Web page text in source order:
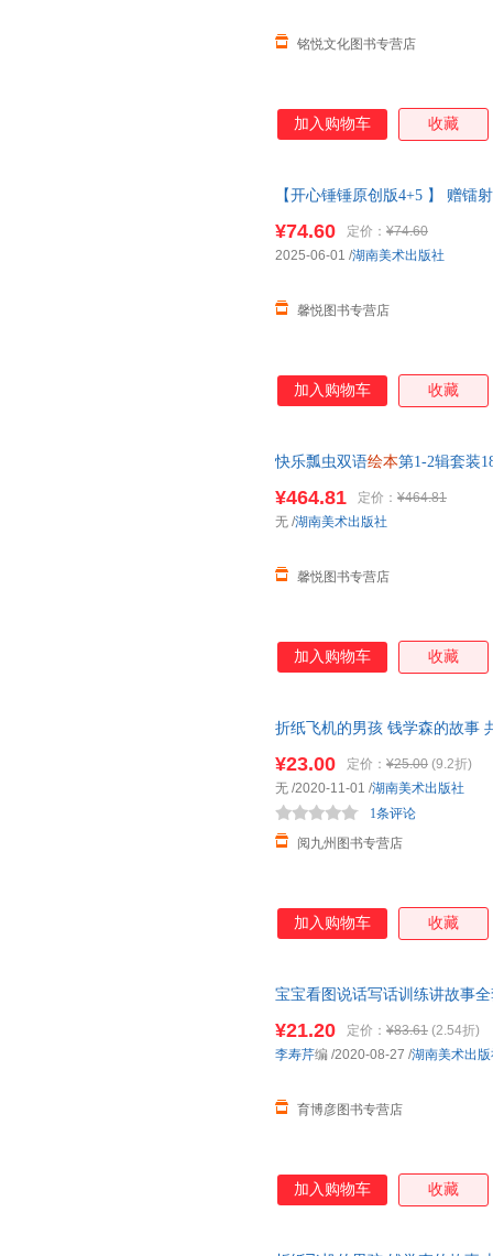
铭悦文化图书专营店
加入购物车 收藏
【开心锤锤原创版4+5 】 赠镭
当客服
¥74.60 定价： ¥74.60
馨悦图书专营店
2025-06-01 /湖南美术出版社
加入购物车 收藏
快乐瓢虫双语绘本第1-2辑套装
线当当客服
¥464.81 定价： ¥464.81
馨悦图书专营店
无 /湖南美术出版社
加入购物车 收藏
折纸飞机的男孩 钱学森的故事
¥23.00 定价： ¥25.00 (9.2折)
阅九州图书专营店
1条评论
无 /2020-11-01 /湖南美术出版社
加入购物车 收藏
宝宝看图说话写话训练讲故事
¥21.20 定价： ¥83.61 (2.54折)
育博彦图书专营店
李寿芹编 /2020-08-27 /湖南美术出
加入购物车 收藏